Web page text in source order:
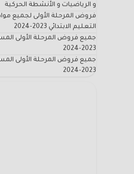
و الرياضيات و الأنشطة الحركية
فروض المرحلة الأولى لجميع
التعليم الابتدائي 2023-2024
جميع فروض المرحلة الأولى
2023-2024
جميع فروض المرحلة الأولى
2023-2024